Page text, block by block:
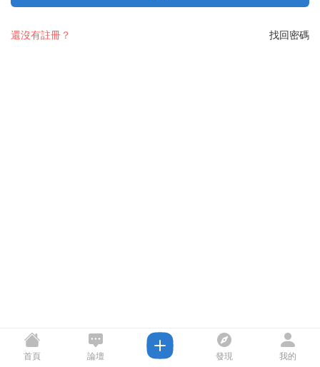
找回密碼
還沒有註冊？
首頁 論壇 發現 我的